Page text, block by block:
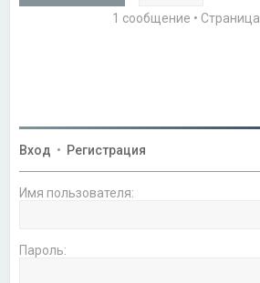
1 сообщение • Страница
Вход • Регистрация
Имя пользователя:
Пароль: